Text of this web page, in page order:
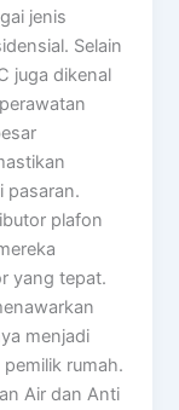
jenis
Selain
juga dikenal
pasaran.
plafon
yang tepat.
menjadi
rumah.
Air dan Anti